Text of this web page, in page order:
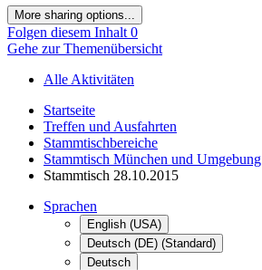
More sharing options...
Folgen diesem Inhalt 0
Gehe zur Themenübersicht
Alle Aktivitäten
Startseite
Treffen und Ausfahrten
Stammtischbereiche
Stammtisch München und Umgebung
Stammtisch 28.10.2015
Sprachen
English (USA)
Deutsch (DE) (Standard)
Deutsch